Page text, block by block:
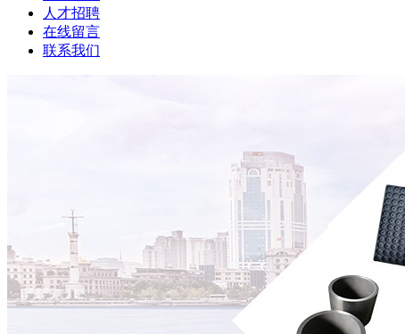
人才招聘
在线留言
联系我们